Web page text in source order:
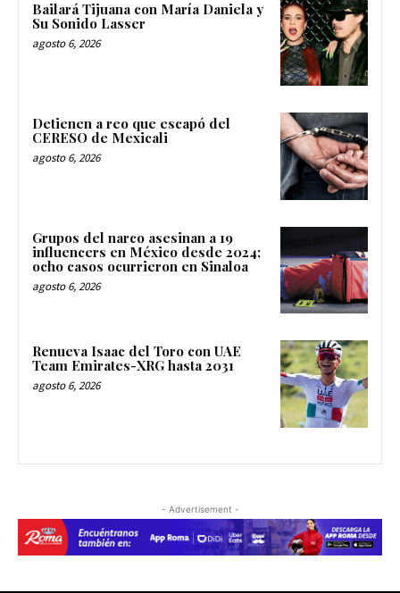
Bailará Tijuana con María Daniela y
Su Sonido Lasser
agosto 6, 2026
Detienen a reo que escapó del
CERESO de Mexicali
agosto 6, 2026
Grupos del narco asesinan a 19
influencers en México desde 2024;
ocho casos ocurrieron en Sinaloa
agosto 6, 2026
Renueva Isaac del Toro con UAE
Team Emirates-XRG hasta 2031
agosto 6, 2026
- Advertisement -